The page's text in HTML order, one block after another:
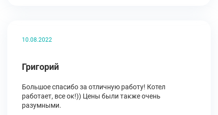
10.08.2022
Григорий
Большое спасибо за отличную работу! Котел
работает, все ок!)) Цены были также очень
разумными.